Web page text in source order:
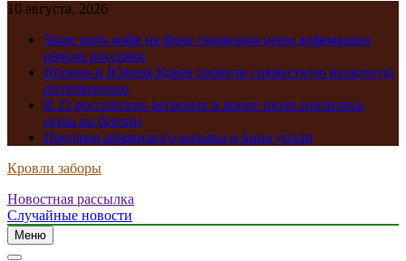
10 августа, 2026
Чаще пить кофе на фоне снижения цены кофемашин
начали россияне
Япония и Южная Корея провели совместную валютную
интервенцию
В 23 российских регионах в конце июля снизились
цены на бензин
Продажи армянского коньяка и вина упали
Кровли заборы
Новостная рассылка
Случайные новости
Меню